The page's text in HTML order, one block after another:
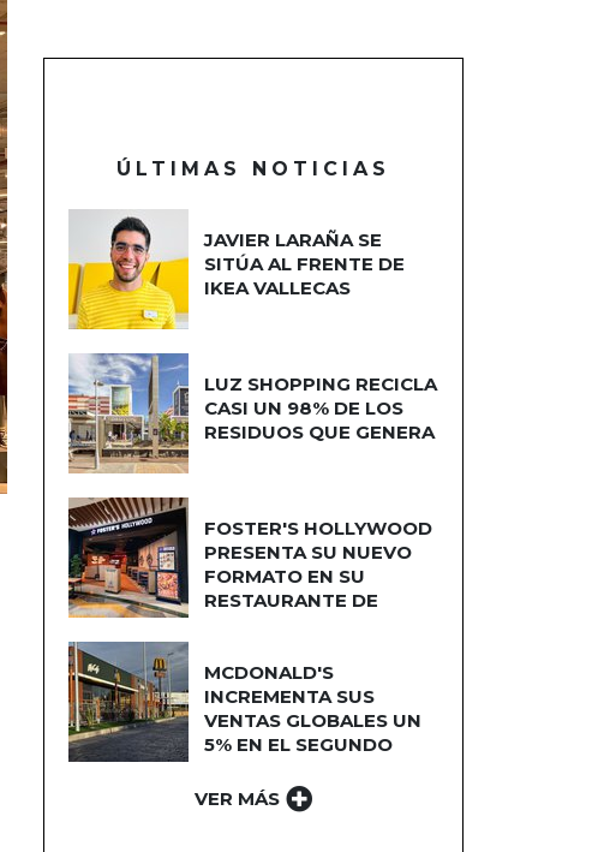
ÚLTIMAS NOTICIAS
JAVIER LARAÑA SE
SITÚA AL FRENTE DE
IKEA VALLECAS
LUZ SHOPPING RECICLA
CASI UN 98% DE LOS
RESIDUOS QUE GENERA
FOSTER'S HOLLYWOOD
PRESENTA SU NUEVO
FORMATO EN SU
RESTAURANTE DE
MCDONALD'S
INCREMENTA SUS
VENTAS GLOBALES UN
5% EN EL SEGUNDO
VER MÁS